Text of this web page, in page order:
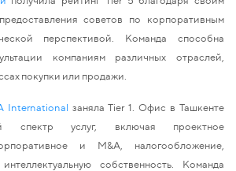
советов по корпоративным
перспективой. Команда способна
компаниям различных отраслей,
покупки или продажи.
International заняла Tier 1 . Офис в Ташкенте
спектр услуг, включая проектное
и M&A, налогообложение,
собственность. Команда